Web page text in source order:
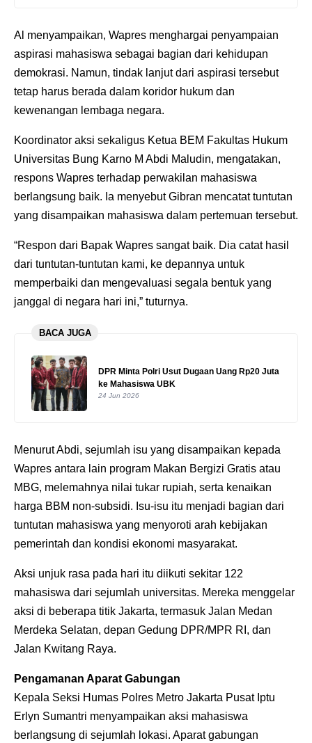
Al menyampaikan, Wapres menghargai penyampaian
aspirasi mahasiswa sebagai bagian dari kehidupan
demokrasi. Namun, tindak lanjut dari aspirasi tersebut
tetap harus berada dalam koridor hukum dan
kewenangan lembaga negara.
Koordinator aksi sekaligus Ketua BEM Fakultas Hukum
Universitas Bung Karno M Abdi Maludin, mengatakan,
respons Wapres terhadap perwakilan mahasiswa
berlangsung baik. Ia menyebut Gibran mencatat tuntutan
yang disampaikan mahasiswa dalam pertemuan tersebut.
“Respon dari Bapak Wapres sangat baik. Dia catat hasil
dari tuntutan-tuntutan kami, ke depannya untuk
memperbaiki dan mengevaluasi segala bentuk yang
janggal di negara hari ini,” tuturnya.
BACA JUGA
DPR Minta Polri Usut Dugaan Uang Rp20 Juta
ke Mahasiswa UBK
24 Jun 2026
Menurut Abdi, sejumlah isu yang disampaikan kepada
Wapres antara lain program Makan Bergizi Gratis atau
MBG, melemahnya nilai tukar rupiah, serta kenaikan
harga BBM non-subsidi. Isu-isu itu menjadi bagian dari
tuntutan mahasiswa yang menyoroti arah kebijakan
pemerintah dan kondisi ekonomi masyarakat.
Aksi unjuk rasa pada hari itu diikuti sekitar 122
mahasiswa dari sejumlah universitas. Mereka menggelar
aksi di beberapa titik Jakarta, termasuk Jalan Medan
Merdeka Selatan, depan Gedung DPR/MPR RI, dan
Jalan Kwitang Raya.
Pengamanan Aparat Gabungan
Kepala Seksi Humas Polres Metro Jakarta Pusat Iptu
Erlyn Sumantri menyampaikan aksi mahasiswa
berlangsung di sejumlah lokasi. Aparat gabungan